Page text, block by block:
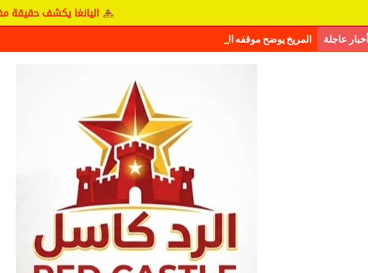
اليانغا يكشف حقيقة مفاوضات
أخبار عاجلة المريخ يوضح موقفه الرسمي بشأن سيكافا.